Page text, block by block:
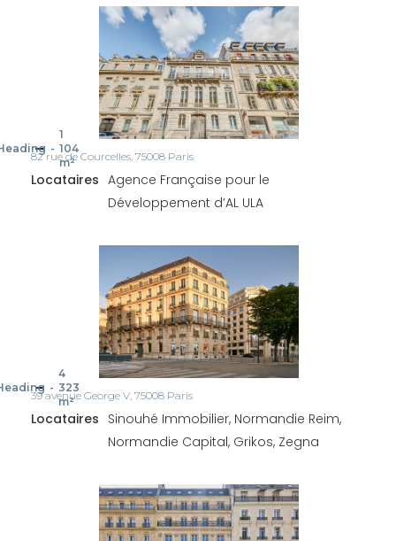
-
1
104
m²
82 rue de Courcelles, 75008 Paris
Locataires Agence Française pour le
Développement d’AL ULA
-
4
323
m²
39 avenue George V, 75008 Paris
Locataires Sinouhé Immobilier, Normandie Reim,
Normandie Capital, Grikos, Zegna